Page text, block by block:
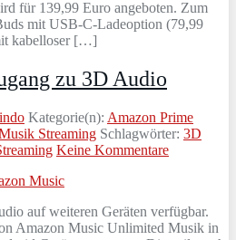
für 139,99 Euro angeboten. Zum
mit USB-C-Ladeoption (79,99
kabelloser […]
zu 3D Audio
Kategorie(n): Amazon Prime
Streaming Schlagwörter: 3D
Keine Kommentare
auf weiteren Geräten verfügbar.
Amazon Music Unlimited Musik in